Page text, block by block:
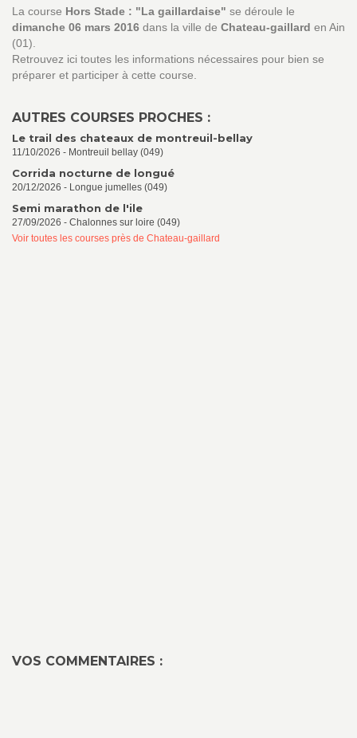
La course Hors Stade : "La gaillardaise" se déroule le
dimanche 06 mars 2016 dans la ville de Chateau-gaillard en Ain
(01).
Retrouvez ici toutes les informations nécessaires pour bien se
préparer et participer à cette course.
AUTRES COURSES PROCHES :
Le trail des chateaux de montreuil-bellay
11/10/2026 - Montreuil bellay (049)
Corrida nocturne de longué
20/12/2026 - Longue jumelles (049)
Semi marathon de l'ile
27/09/2026 - Chalonnes sur loire (049)
Voir toutes les courses près de Chateau-gaillard
VOS COMMENTAIRES :